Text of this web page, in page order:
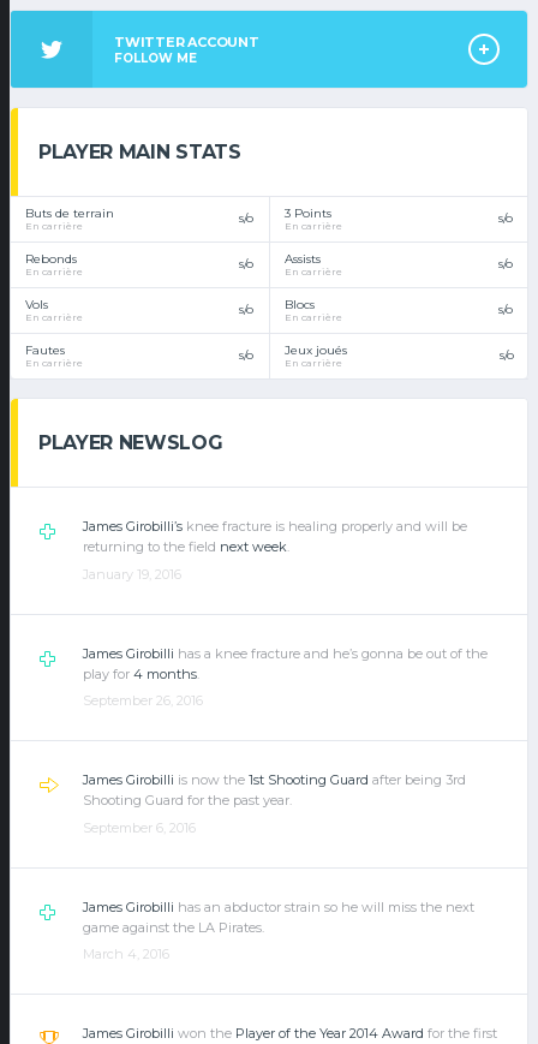
TWITTER ACCOUNT
FOLLOW ME
PLAYER MAIN STATS
Buts de terrain
En carrière s/o 3 Points
En carrière s/o
Rebonds
En carrière s/o Assists
En carrière s/o
Vols
En carrière s/o Blocs
En carrière s/o
Fautes
En carrière s/o Jeux joués
En carrière s/o
PLAYER NEWSLOG
James Girobilli’s knee fracture is healing properly and will be
returning to the field next week.
January 19, 2016
James Girobilli has a knee fracture and he’s gonna be out of the
play for 4 months
September 26, 2016
James Girobilli is now the 1st Shooting Guard after being 3rd
Shooting Guard for the past year.
September 6, 2016
James Girobilli has an abductor strain so he will miss the next
game against the LA Pirates.
March 4, 2016
James Girobilli won the Player of the Year 2014 Award for the first